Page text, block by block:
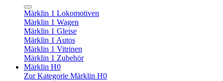
Märklin 1 Lokomotiven
Märklin 1 Wagen
Märklin 1 Gleise
Märklin 1 Autos
Märklin 1 Vitrinen
Märklin 1 Zubehör
Märklin H0
Zur Kategorie Märklin H0